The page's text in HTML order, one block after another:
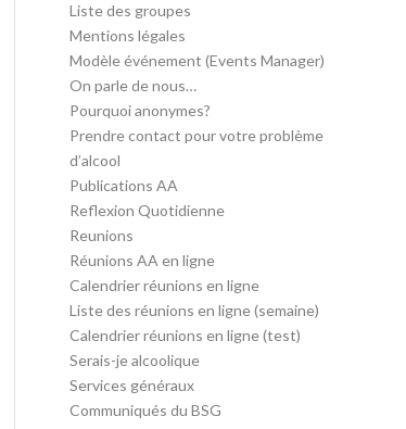
Liste des groupes
Mentions légales
Modèle événement (Events Manager)
On parle de nous…
Pourquoi anonymes?
Prendre contact pour votre problème
d’alcool
Publications AA
Reflexion Quotidienne
Reunions
Réunions AA en ligne
Calendrier réunions en ligne
Liste des réunions en ligne (semaine)
Calendrier réunions en ligne (test)
Serais-je alcoolique
Services généraux
Communiqués du BSG